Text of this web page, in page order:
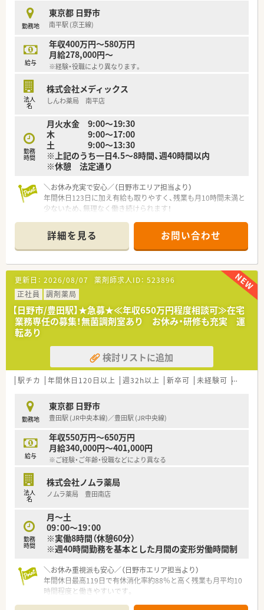
います。
【こんな方にオススメ】
■福利厚生や研修制度が整った大手並みの安心感と、地域密着型
薬局ならではのアットホームな雰囲気の両方を求める方に最適
な職場です。
■年間休日125日以上を確保しつつ残業を抑えたい方など、私生
の案件です。
■多摩エリアから離れずに安定して勤務したい方や、車を運転し
ぴったりです。
【やりがい/おすすめポイント】
■処方箋枚数が多く多岐にわたる科目を応需しているため、日々
の業務を通じて薬剤師としての対応力や知識が飛躍的に向上す
■離職率が低く平均勤続年数が8年と長いことは、働きやすさと
人間関係の良さを客観的に証明しており安心して長く勤めるこ
とができます。
る患者様との対話に十分な時間を割けることに大きなやりがい
を感じられます。
勤務地
東京都 日野市
南平駅 (京王線)
給与
年収400万円～580万円
月給278,000円～
※経験・役職により異なります。
法人
名
株式会社メディックス
しんわ薬局 南平店
勤務
時間
月火水金 9:00～19:30
木 9:00～17:00
土 9:00～13:30
※上記のうち一日4.5～8時間、週40時間以内
※休憩 法定通り
＼お休み充実で安心／（日野市エリア担当より）
年間休日123日に加え有給も取りやすく、残業も月10時間未満と
少ないため、無理なく働き続けられます！
【店舗情報と応需状況について】
■京王線の南平駅から徒歩1分とアクセスの良い立地にあり、毎
日の通勤にも大変便利な職場です。
■主な応需科目は眼科や内科や消化器科で、処方箋応需枚数は1
日あたり90枚程度となっております。
■体制は薬剤師が常勤2名とパート3名、事務2名で、幅広い年代
のスタッフが協力し合っています。
【募集背景と求める人物像について】
を支えてくださる方を求めています。
■調剤業務の経験を活かし、患者様一人ひとりに寄り添った丁寧
な対人業務を行える方を歓迎します。
■スタッフ同士のコミュニケーションを大切にし、周囲と協力し
【法人特徴について】
■東京多摩地区を中心に60店舗以上の調剤薬局を展開し、地域
に深く根ざした安定経営を続けています。
■ドクターとの良好な連携のもとで新規出店を行っており、質の
高い地域密着型薬局を運営しています。
■人を育てる文化を大切にし、手厚い研修制度や自己研鑽の機会
【勤務実態について】
り、ゆとりを持って業務に専念できます。
■残業時間は月平均10時間未満と非常に少なく、時間外手当も1
分単位で正確に支給される環境です。
■年間休日は調整休暇含め123日あり、有給休暇も半日単位から
詳細を見る お問い合わせ
更新日： 2026/08/07 薬剤師求人ID： 523896
正社員
調剤薬局
【日野市/豊田駅】★急募★≪年収650万円程度相談可≫在宅
業務専任の募集！無菌調剤室あり お休み・研修も充実 運
転あり
検討リストに追加
駅チカ 年間休日120日以上 週32h以上 新卒可 未経験可 ブラン
勤務地
東京都 日野市
豊田駅 (JR中央本線)／豊田駅 (JR中央線)
給与
年収550万円～650万円
月給340,000円～401,000円
※ご経験・ご年齢・役職などにより異なる
法人
名
株式会社ノムラ薬局
ノムラ薬局 豊田南店
勤務
時間
月～土
09：00～19：00
※実働8時間（休憩60分）
※週40時間勤務を基本とした月間の変形労働時間制
＼お休み重視派も安心／（日野市エリア担当より）
年間休日最高119日で有休消化率約88％と高く残業も月平均10
時間程度と働きやすいです。